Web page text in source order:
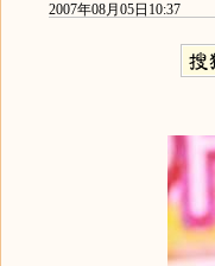
2007年08月05日10:37